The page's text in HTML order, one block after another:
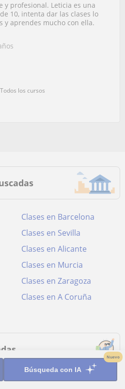
Búsqueda con IA
Nuevo
y profesional. Leticia es una
10, intenta dar las clases lo
y aprendes mucho con ella.
los cursos
Clases en Barcelona
Clases en Sevilla
Clases en Alicante
Clases en Murcia
Clases en Zaragoza
Clases en A Coruña
Universidad